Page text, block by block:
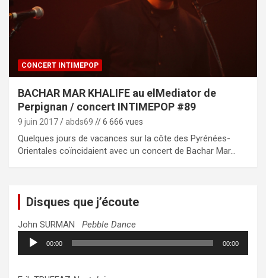
CONCERT INTIMEPOP
BACHAR MAR KHALIFE au elMediator de
Perpignan / concert INTIMEPOP #89
9 juin 2017 abds69 // 6 666 vues
Quelques jours de vacances sur la côte des Pyrénées-
Orientales coïncidaient avec un concert de Bachar Mar…
Disques que j’écoute
John SURMAN Pebble Dance
Lecteur
audio
00:00 00:00